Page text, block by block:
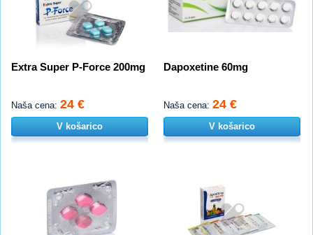
Extra Super P-Force 200mg
Naša cena: 24 €
V košarico
Dapoxetine 60mg
Naša cena: 24 €
V košarico